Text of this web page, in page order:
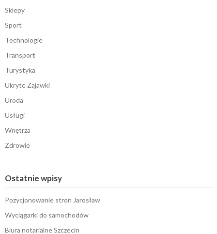
Sklepy
Sport
Technologie
Transport
Turystyka
Ukryte Zajawki
Uroda
Usługi
Wnętrza
Zdrowie
Ostatnie wpisy
Pozycjonowanie stron Jarosław
Wyciągarki do samochodów
Biura notarialne Szczecin